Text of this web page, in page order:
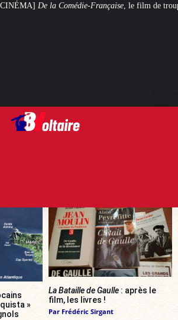
, le film de troupe qui ne manque pas de piquant
»
La Bataille de Gaulle : après le
film, les livres !
Par Frédéric Sirgant